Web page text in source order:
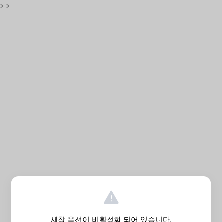
> >
새창 옵션이 비활성화 되어 있습니다.